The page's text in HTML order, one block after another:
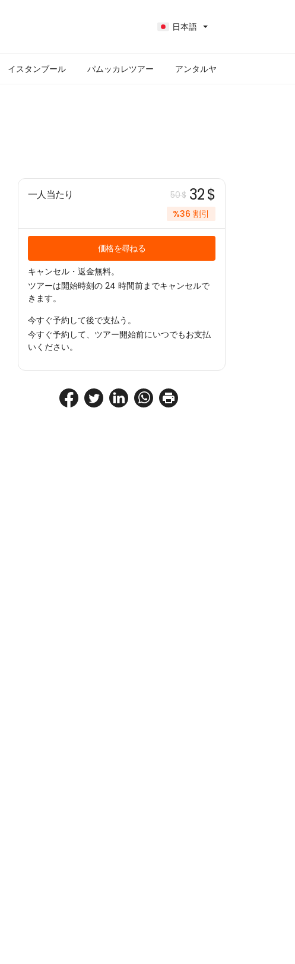
日本語
イスタンブール パムッカレツアー アンタルヤ
一人当たり 50 $ 32 $
%36 割引
価格を尋ねる
キャンセル・返金無料。
ツアーは開始時刻の 24 時間前までキャンセルで
きます。
今すぐ予約して後で支払う。
今すぐ予約して、ツアー開始前にいつでもお支払
いください。